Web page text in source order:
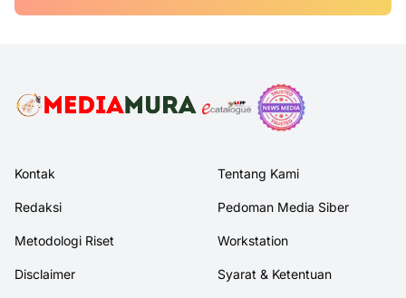
Kontak Tentang Kami
Redaksi Pedoman Media Siber
Metodologi Riset Workstation
Disclaimer Syarat & Ketentuan